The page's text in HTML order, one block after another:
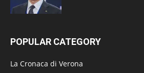
POPULAR CATEGORY
La Cronaca di Verona